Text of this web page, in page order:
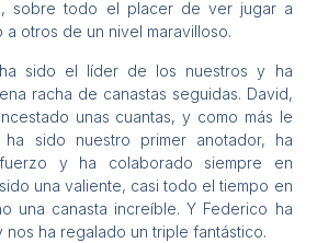
sobre todo el placer de ver jugar a
a otros de un nivel maravilloso.
sido el líder de los nuestros y ha
racha de canastas seguidas. David,
unas cuantas, y como más le
sido nuestro primer anotador, ha
y ha colaborado siempre en
una valiente, casi todo el tiempo en
una canasta increíble. Y Federico ha
ha regalado un triple fantástico.